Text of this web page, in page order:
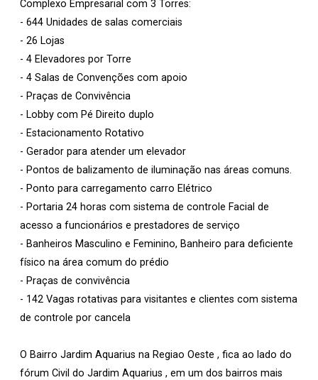
Complexo Empresarial com 3 Torres:
- 644 Unidades de salas comerciais
- 26 Lojas
- 4 Elevadores por Torre
- 4 Salas de Convenções com apoio
- Praças de Convivência
- Lobby com Pé Direito duplo
- Estacionamento Rotativo
- Gerador para atender um elevador
- Pontos de balizamento de iluminação nas áreas comuns.
- Ponto para carregamento carro Elétrico
- Portaria 24 horas com sistema de controle Facial de
acesso a funcionários e prestadores de serviço
- Banheiros Masculino e Feminino, Banheiro para deficiente
físico na área comum do prédio
- Praças de convivência
- 142 Vagas rotativas para visitantes e clientes com sistema
de controle por cancela
O Bairro Jardim Aquarius na Regiao Oeste , fica ao lado do
fórum Civil do Jardim Aquarius , em um dos bairros mais